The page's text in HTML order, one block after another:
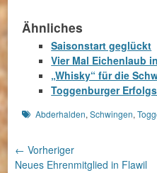
Ähnliches
Saisonstart geglückt
Vier Mal Eichenlaub
„Whisky“ für die
Toggenburger
Schlagworte
Abderhalden,Schwingen,
Beitragsnavigation
← Vorheriger
Vorheriger
Neues Ehrenmitglied in Flawil